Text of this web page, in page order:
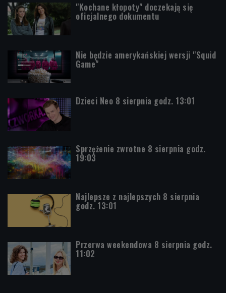
"Kochane kłopoty" doczekają się
oficjalnego dokumentu
Nie będzie amerykańskiej wersji "Squid
Game"
Dzieci Neo 8 sierpnia godz. 13:01
Sprzężenie zwrotne 8 sierpnia godz.
19:03
Najlepsze z najlepszych 8 sierpnia
godz. 13:01
Przerwa weekendowa 8 sierpnia godz.
11:02